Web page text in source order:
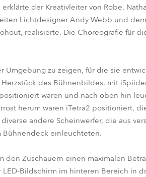
der Kreativleiter von Robe,
Lichtdesigner Andy Webb und
realisierte. Die Choreografie für
Umgebung zu zeigen, für die sie
des Bühnenbildes, mit
waren und nach oben hin
herum waren iTetra2 positioniert,
andere Scheinwerfer, die aus
Bühnendeck einleuchteten.
den Zuschauern einen maximalen
Bildschirm im hinteren Bereich in